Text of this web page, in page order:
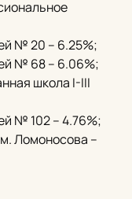
№ 20 – 6.25%;
№ 68 – 6.06%;
школа I-III
№ 102 – 4.76%;
Ломоносова –